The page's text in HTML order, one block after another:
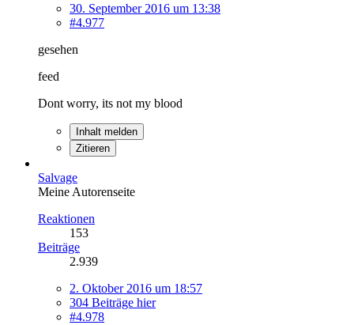
30. September 2016 um 13:38
#4.977
gesehen
feed
Dont worry, its not my blood
Inhalt melden
Zitieren
Salvage
Meine Autorenseite
Reaktionen
153
Beiträge
2.939
2. Oktober 2016 um 18:57
304 Beiträge hier
#4.978